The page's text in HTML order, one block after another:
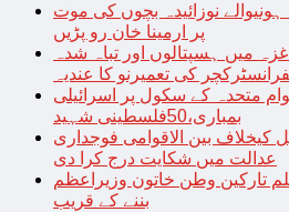
نوزائیدہ بچوں کی موت
پر ارمینا خان رو پڑیں
میں ہسپتالوں اور تباہ شدہ
کی تعمیرنو کا عندیہ
متحدہ کے سکول پر اسرائیلی
بمباری،50فلسطینی شہید
کیخلاف بین الاقوامی فوجداری
عدالت میں شکایت درج کرا دی
تارکین وطن خاتون وزیراعظم
بننے کے قریب